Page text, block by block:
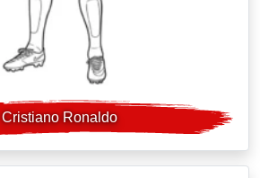
Cristiano Ronaldo